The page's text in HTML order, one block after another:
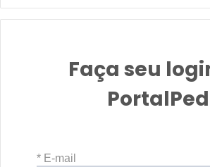
Faça seu
PortalPed
* E-mail